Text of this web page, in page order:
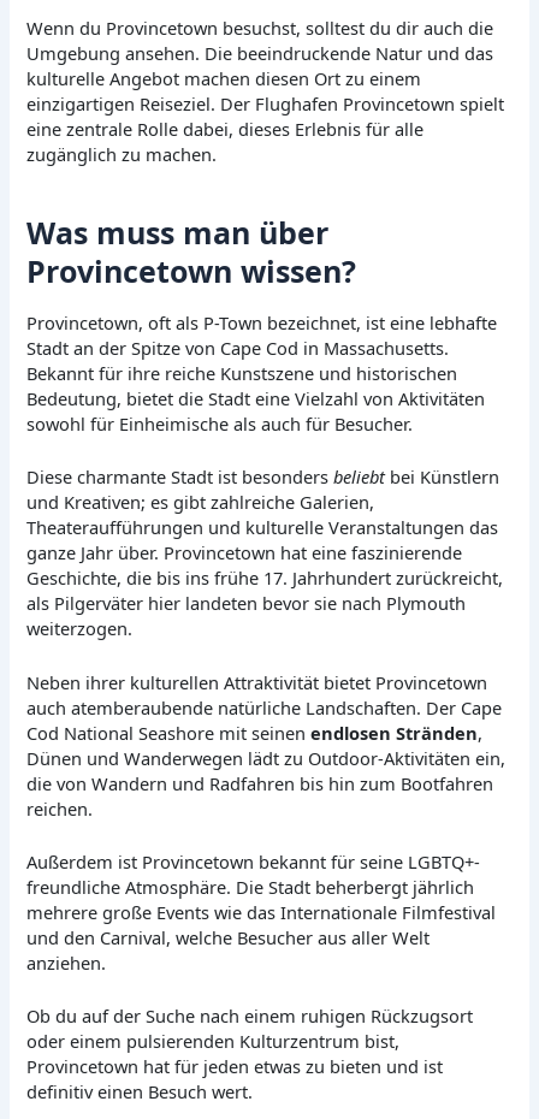
Wenn du Provincetown besuchst, solltest du dir auch die
Umgebung ansehen. Die beeindruckende Natur und das
kulturelle Angebot machen diesen Ort zu einem
einzigartigen Reiseziel. Der Flughafen Provincetown spielt
eine zentrale Rolle dabei, dieses Erlebnis für alle
zugänglich zu machen.
Was muss man über
Provincetown wissen?
Provincetown, oft als P-Town bezeichnet, ist eine lebhafte
Stadt an der Spitze von Cape Cod in Massachusetts.
Bekannt für ihre reiche Kunstszene und historischen
Bedeutung, bietet die Stadt eine Vielzahl von Aktivitäten
sowohl für Einheimische als auch für Besucher.
Diese charmante Stadt ist besondersbeliebtbei Künstlern
und Kreativen; es gibt zahlreiche Galerien,
Theateraufführungen und kulturelle Veranstaltungen das
ganze Jahr über. Provincetown hat eine faszinierende
Geschichte, die bis ins frühe 17. Jahrhundert zurückreicht,
als Pilgerväter hier landeten bevor sie nach Plymouth
weiterzogen.
Neben ihrer kulturellen Attraktivität bietet Provincetown
auch atemberaubende natürliche Landschaften. Der Cape
Cod National Seashore mit seinenendlosen Stränden,
Dünen und Wanderwegen lädt zu Outdoor-Aktivitäten ein,
die von Wandern und Radfahren bis hin zum Bootfahren
reichen.
Außerdem ist Provincetown bekannt für seine LGBTQ+-
freundliche Atmosphäre. Die Stadt beherbergt jährlich
mehrere große Events wie das Internationale Filmfestival
und den Carnival, welche Besucher aus aller Welt
anziehen.
Ob du auf der Suche nach einem ruhigen Rückzugsort
oder einem pulsierenden Kulturzentrum bist,
Provincetown hat für jeden etwas zu bieten und ist
definitiv einen Besuch wert.